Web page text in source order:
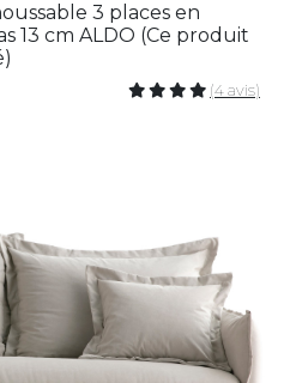
3 places en
13 cm ALDO (Ce produit
)
(4 avis)